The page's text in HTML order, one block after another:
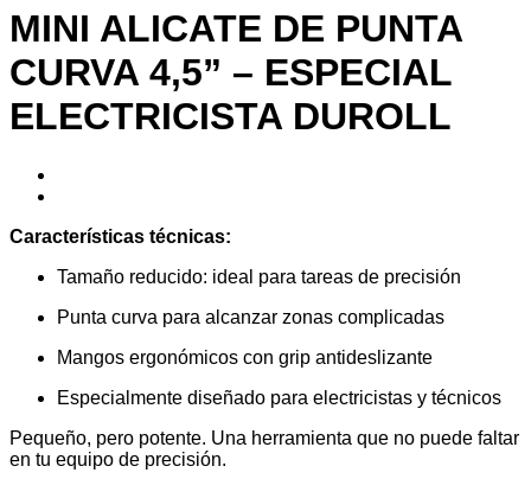
MINI ALICATE DE PUNTA
CURVA 4,5” – ESPECIAL
ELECTRICISTA DUROLL
Características técnicas:
Tamaño reducido: ideal para tareas de precisión
Punta curva para alcanzar zonas complicadas
Mangos ergonómicos con grip antideslizante
Especialmente diseñado para electricistas y técnicos
Pequeño, pero potente. Una herramienta que no puede faltar
en tu equipo de precisión.